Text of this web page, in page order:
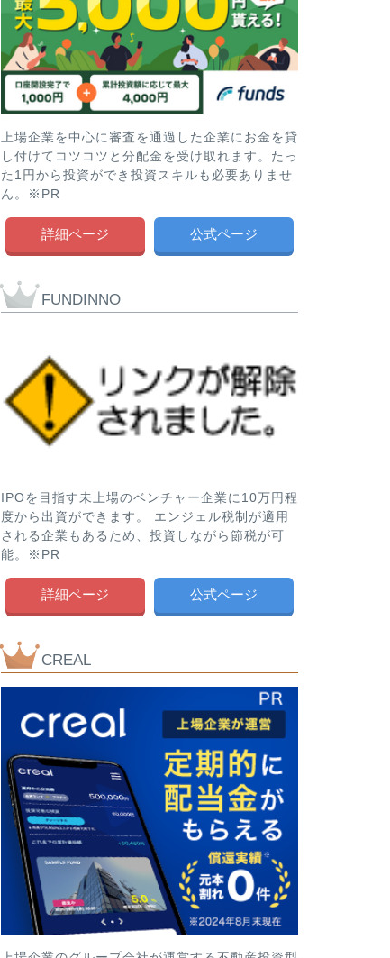
上場企業を中心に審査を通過した企業にお金を貸
し付けてコツコツと分配金を受け取れます。たっ
た1円から投資ができ投資スキルも必要ありませ
ん。※PR
詳細ページ 公式ページ
FUNDINNO
IPOを目指す未上場のベンチャー企業に10万円程
度から出資ができます。 エンジェル税制が適用
される企業もあるため、投資しながら節税が可
能。※PR
詳細ページ 公式ページ
CREAL